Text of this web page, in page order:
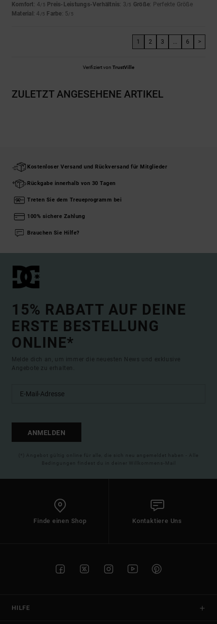
Komfort: 4/5 Preis-Leistungs-Verhältnis: 3/5 Größe: Perfekte Größe
Material : 4 /5 Farbe: 5/5
1 2 3 ... 6 >
Verifiziert von TrustVille
ZULETZT ANGESEHENE ARTIKEL
Kostenloser Versand und Rückversand für Mitglieder
Rückgabe innerhalb von 30 Tagen
Treten Sie dem Treueprogramm bei
100% sichere Zahlung
Brauchen Sie Hilfe?
15% RABATT AUF DEINE
ERSTE BESTELLUNG
ONLINE*
Melde dich an, um immer die neuesten News und exklusive
Angebote zu erhalten.
ANMELDEN
(*) Angebot gültig online für alle, die sich neu angemeldet haben - Alle
Bedingungen findest du in deiner Willkommens-Mail
Finde einen Shop Kontaktiere Uns
HILFE